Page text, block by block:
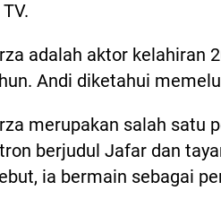
adalah aktor kelahiran
Andi diketahui
merupakan salah satu
berjudul Jafar dan
ia bermain sebagai